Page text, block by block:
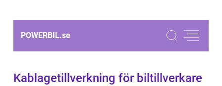
POWERBIL.se
Kablagetillverkning för biltillverkare